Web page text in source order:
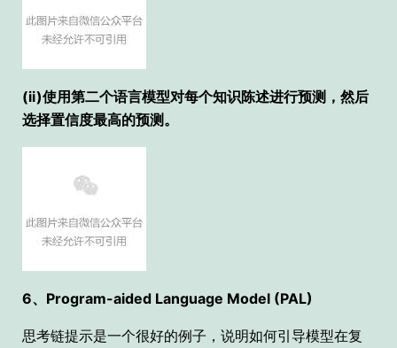
(ii)使用第二个语言模型对每个知识陈述进行预测，然后
选择置信度最高的预测。
6、Program-aided Language Model (PAL)
思考链提示是一个很好的例子，说明如何引导模型在复